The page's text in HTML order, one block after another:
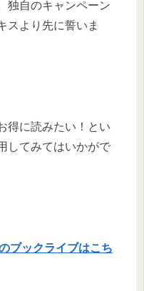
独自のキャンペーン
スより先に誓いま
得に読みたい！とい
してみてはいかがで
ブックライブはこち